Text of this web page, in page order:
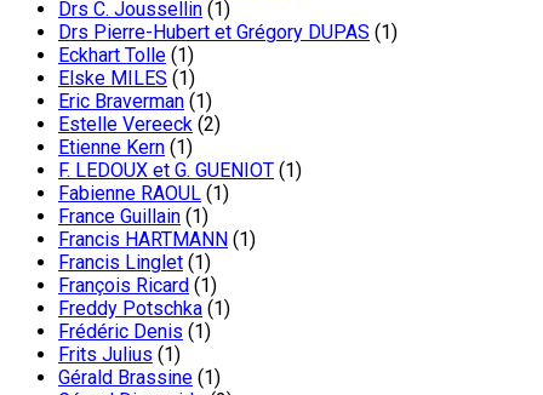
Drs C. Joussellin (1)
Drs Pierre-Hubert et Grégory DUPAS (1)
Eckhart Tolle (1)
Elske MILES (1)
Eric Braverman (1)
Estelle Vereeck (2)
Etienne Kern (1)
F. LEDOUX et G. GUENIOT (1)
Fabienne RAOUL (1)
France Guillain (1)
Francis HARTMANN (1)
Francis Linglet (1)
François Ricard (1)
Freddy Potschka (1)
Frédéric Denis (1)
Frits Julius (1)
Gérald Brassine (1)